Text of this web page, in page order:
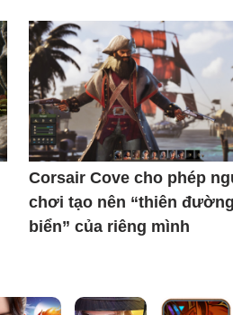
Corsair Cove cho phép
chơi tạo nên “thiên
biển” của riêng mình